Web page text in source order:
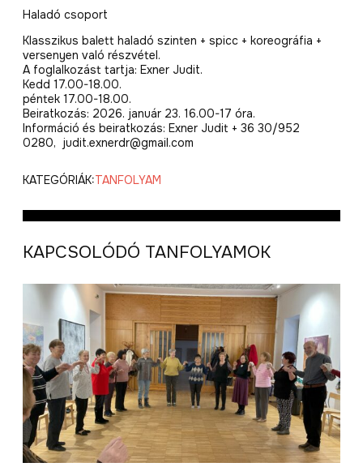
Haladó csoport
Klasszikus balett haladó szinten + spicc + koreográfia +
versenyen való részvétel.
A foglalkozást tartja: Exner Judit.
Kedd 17.00-18.00.
péntek 17.00-18.00.
Beiratkozás: 2026. január 23. 16.00-17 óra.
Információ és beiratkozás: Exner Judit + 36 30/952
0280, judit.exnerdr@gmail.com
KATEGÓRIÁK:TANFOLYAM
KAPCSOLÓDÓ TANFOLYAMOK